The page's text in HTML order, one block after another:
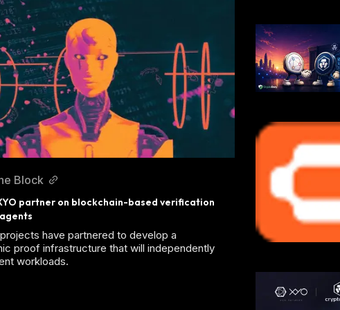
Block
partner on blockchain-based verification
have partnered to develop a
proof infrastructure that will independently
workloads.